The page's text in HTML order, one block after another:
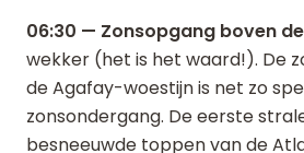
06:30 — Zonsopgang boven
wekker (het is het waard!). De
de Agafay-woestijn is net zo
zonsondergang. De eerste
besneeuwde toppen van de